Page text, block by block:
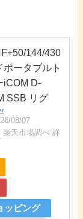
144/430
ータブルト
iCOM D-
SSB リグ
08/07
楽天市場調べ-詳
ッピング